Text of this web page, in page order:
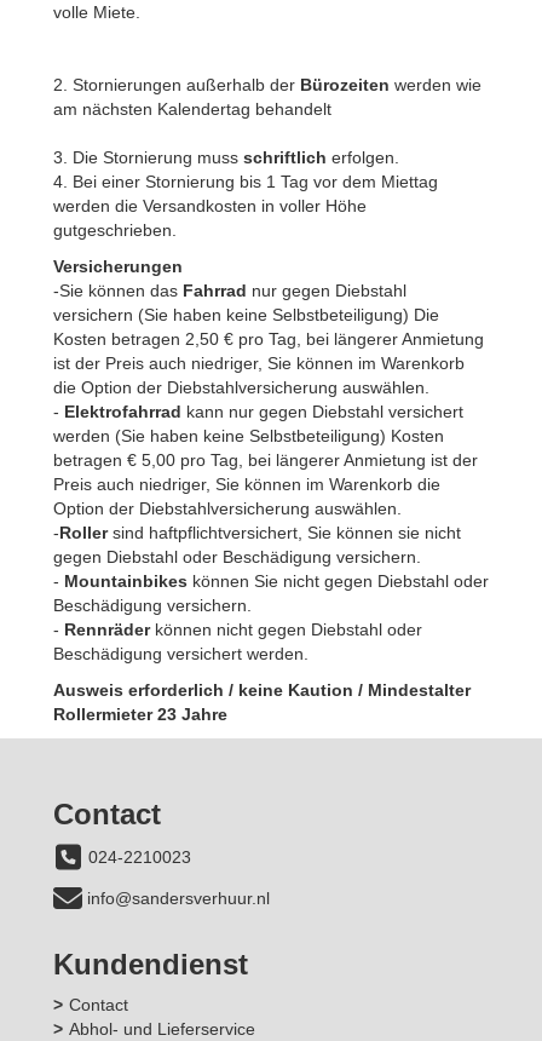
volle Miete.
2. Stornierungen außerhalb der Bürozeiten werden wie
am nächsten Kalendertag behandelt
3. Die Stornierung muss schriftlich erfolgen.
4. Bei einer Stornierung bis 1 Tag vor dem Miettag
werden die Versandkosten in voller Höhe
gutgeschrieben.
Versicherungen
-Sie können das Fahrrad nur gegen Diebstahl
versichern (Sie haben keine Selbstbeteiligung) Die
Kosten betragen 2,50 € pro Tag, bei längerer Anmietung
ist der Preis auch niedriger, Sie können im Warenkorb
die Option der Diebstahlversicherung auswählen.
- Elektrofahrrad kann nur gegen Diebstahl versichert
werden (Sie haben keine Selbstbeteiligung) Kosten
betragen € 5,00 pro Tag, bei längerer Anmietung ist der
Preis auch niedriger, Sie können im Warenkorb die
Option der Diebstahlversicherung auswählen.
-Rollersind haftpflichtversichert, Sie können sie nicht
gegen Diebstahl oder Beschädigung versichern.
- Mountainbikes können Sie nicht gegen Diebstahl oder
Beschädigung versichern.
- Rennräderkönnen nicht gegen Diebstahl oder
Beschädigung versichert werden.
Ausweis erforderlich / keine Kaution / Mindestalter
Rollermieter 23 Jahre
Contact
024-2210023
info@sandersverhuur.nl
Kundendienst
Contact
Abhol- und Lieferservice